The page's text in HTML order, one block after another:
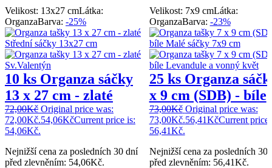
Velikost: 13x27 cmLátka:
OrganzaBarva: -25%
10 ks Organza sáčky
13 x 27 cm - zlaté
72,00Kč Original price was:
72,00Kč.54,06KčCurrent price is:
54,06Kč.
Nejnižší cena za posledních 30 dní
před zlevněním: 54,06Kč.
Velikost: 7x9 cmLátka:
OrganzaBarva: -23%
25 ks Organza
x 9 cm (SDB) - bíle
73,00Kč Original price was:
73,00Kč.56,41KčCurrent price
56,41Kč.
Nejnižší cena za posledních 30
před zlevněním: 56,41Kč.